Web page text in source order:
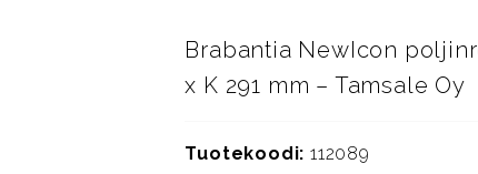
Brabantia NewIcon
x K 291 mm – Tamsale Oy
Tuotekoodi: 112089